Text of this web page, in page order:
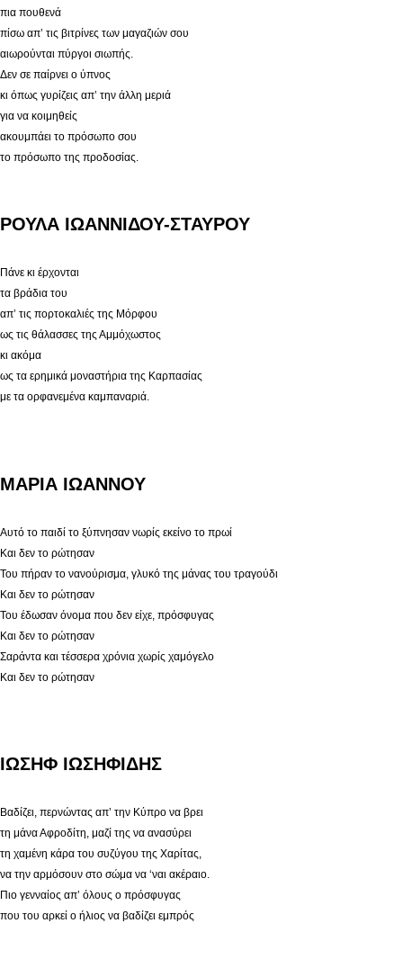
πια πουθενά
πίσω απ’ τις βιτρίνες των μαγαζιών σου
αιωρούνται πύργοι σιωπής.
Δεν σε παίρνει ο ύπνος
κι όπως γυρίζεις απ’ την άλλη μεριά
για να κοιμηθείς
ακουμπάει το πρόσωπο σου
το πρόσωπο της προδοσίας.
ΡΟΥΛΑ ΙΩΑΝΝΙΔΟΥ-ΣΤΑΥΡΟΥ
Πάνε κι έρχονται
τα βράδια του
απ’ τις πορτοκαλιές της Μόρφου
ως τις θάλασσες της Αμμόχωστος
κι ακόμα
ως τα ερημικά μοναστήρια της Καρπασίας
με τα ορφανεμένα καμπαναριά.
ΜΑΡΙΑ ΙΩΑΝΝΟΥ
Αυτό το παιδί το ξύπνησαν νωρίς εκείνο το πρωί
Και δεν το ρώτησαν
Του πήραν το νανούρισμα, γλυκό της μάνας του τραγούδι
Και δεν το ρώτησαν
Του έδωσαν όνομα που δεν είχε, πρόσφυγας
Και δεν το ρώτησαν
Σαράντα και τέσσερα χρόνια χωρίς χαμόγελο
Και δεν το ρώτησαν
ΙΩΣΗΦ ΙΩΣΗΦΙΔΗΣ
Βαδίζει, περνώντας απ’ την Κύπρο να βρει
τη μάνα Αφροδίτη, μαζί της να ανασύρει
τη χαμένη κάρα του συζύγου της Χαρίτας,
να την αρμόσουν στο σώμα να ‘ναι ακέραιο.
Πιο γενναίος απ’ όλους ο πρόσφυγας
που του αρκεί ο ήλιος να βαδίζει εμπρός